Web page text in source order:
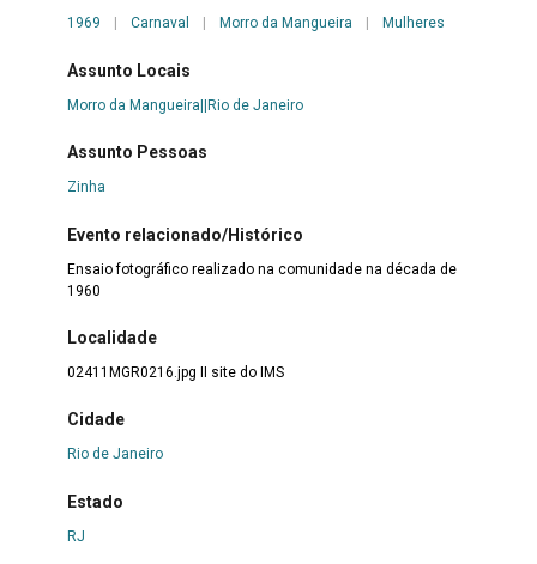
1969 Carnaval Morro da Mangueira Mulheres
Assunto Locais
Morro da Mangueira||Rio de Janeiro
Assunto Pessoas
Zinha
Evento relacionado/Histórico
Ensaio fotográfico realizado na comunidade na década de
1960
Localidade
02411MGR0216.jpg II site do IMS
Cidade
Rio de Janeiro
Estado
RJ